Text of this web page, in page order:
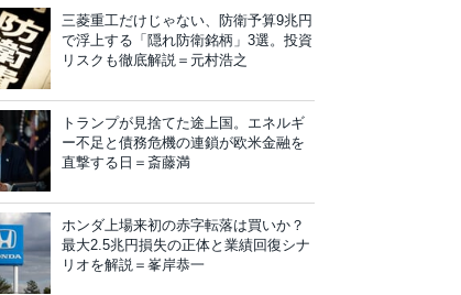
三菱重工だけじゃない、防衛予算9兆円
で浮上する「隠れ防衛銘柄」3選。投資
リスクも徹底解説＝元村浩之
トランプが見捨てた途上国。エネルギ
ー不足と債務危機の連鎖が欧米金融を
直撃する日＝斎藤満
ホンダ上場来初の赤字転落は買いか？
最大2.5兆円損失の正体と業績回復シナ
リオを解説＝峯岸恭一